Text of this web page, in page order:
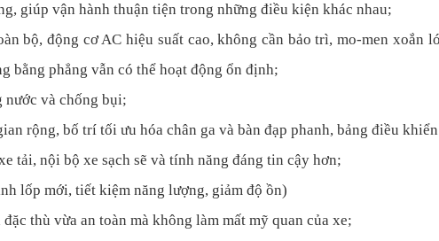
giúp vận hành thuận tiện trong những điều kiện khác nhau;
bộ, động cơ AC hiệu suất cao, không cần bảo trì, mo-men xoắn
bằng phẳng vẫn có thể hoạt động ổn định;
nước và chống bụi;
rộng, bố trí tối ưu hóa chân ga và bàn đạp phanh, bảng điều
tải, nội bộ xe sạch sẽ và tính năng đáng tin cậy hơn;
lốp mới, tiết kiệm năng lượng, giảm độ ồn)
thù vừa an toàn mà không làm mất mỹ quan của xe;